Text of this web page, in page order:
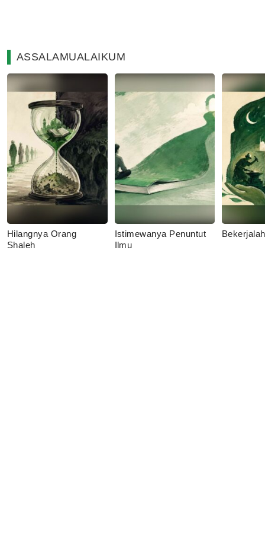
ASSALAMUALAIKUM
Hilangnya Orang
Shaleh
Istimewanya Penuntut
Ilmu
Bekerjalah